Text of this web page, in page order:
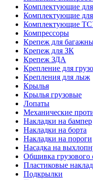
Комплектующие
Комплектующие
Комплектующие
Компрессоры
Крепеж для
Крепеж для ЗК
Крепеж ЗДА
Крепление для
Крепления для лыж
Крылья
Крылья грузовые
Лопаты
Механические
Накладки на бампер
Накладки на борта
Накладки на пороги
Насадка на
Обшивка грузового
Пластиковые
Подкрылки